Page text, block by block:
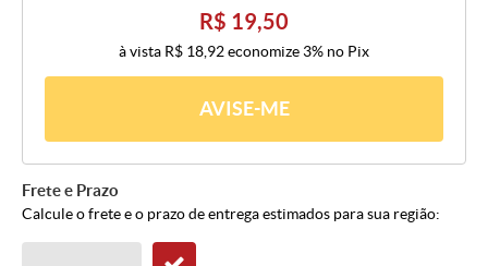
R$ 19,50
à vista R$ 18,92economize 3% no Pix
AVISE-ME
Frete e Prazo
Calcule o frete e o prazo de entrega estimados para sua região: